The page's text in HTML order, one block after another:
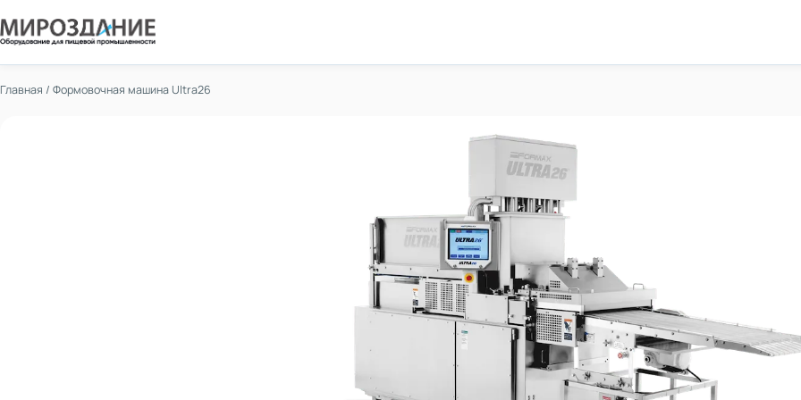
Главная / Формовочная машина Ultra26